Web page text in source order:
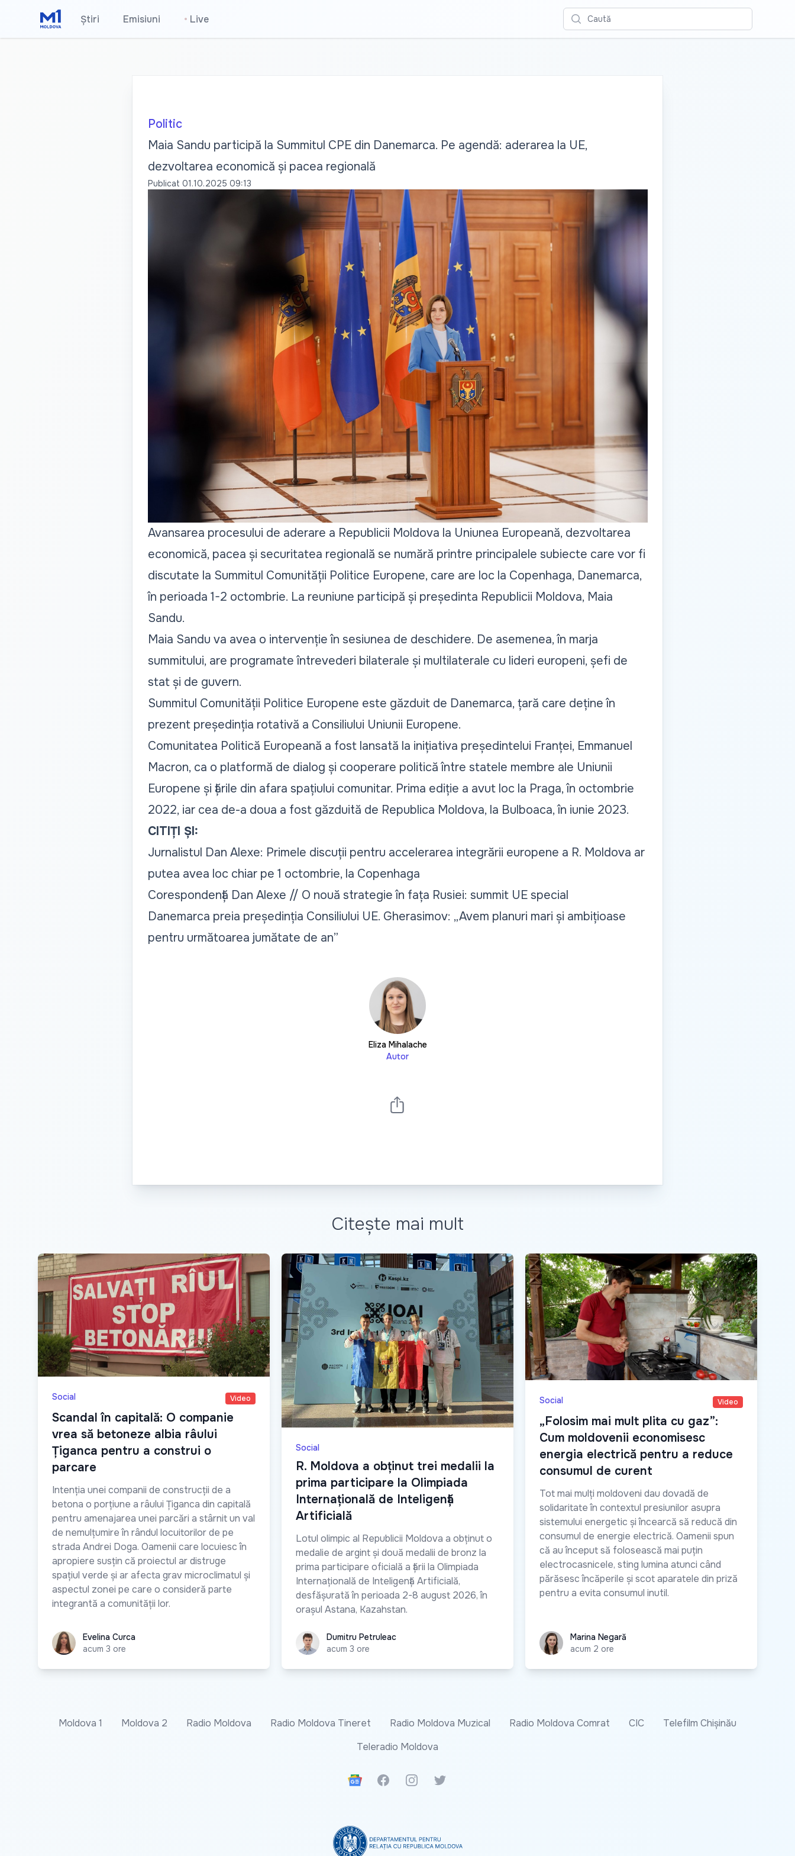
Știri Emisiuni • Live Caută
Politic
Maia Sandu participă la Summitul CPE din Danemarca. Pe agendă: aderarea la UE,
dezvoltarea economică și pacea regională
Publicat 01.10.2025 09:13
Avansarea procesului de aderare a Republicii Moldova la Uniunea Europeană, dezvoltarea
economică, pacea și securitatea regională se numără printre principalele subiecte care vor fi
discutate la Summitul Comunității Politice Europene, care are loc la Copenhaga, Danemarca,
în perioada 1-2 octombrie. La reuniune participă și președinta Republicii Moldova, Maia
Sandu.
Maia Sandu va avea o intervenție în sesiunea de deschidere. De asemenea, în marja
summitului, are programate întrevederi bilaterale și multilaterale cu lideri europeni, șefi de
stat și de guvern.
Summitul Comunității Politice Europene este găzduit de Danemarca, țară care deține în
prezent președinția rotativă a Consiliului Uniunii Europene.
Comunitatea Politică Europeană a fost lansată la inițiativa președintelui Franței, Emmanuel
Macron, ca o platformă de dialog și cooperare politică între statele membre ale Uniunii
Europene și țările din afara spațiului comunitar. Prima ediție a avut loc la Praga, în octombrie
2022, iar cea de-a doua a fost găzduită de Republica Moldova, la Bulboaca, în iunie 2023.
CITIȚI ȘI:
Jurnalistul Dan Alexe: Primele discuții pentru accelerarea integrării europene a R. Moldova ar
putea avea loc chiar pe 1 octombrie, la Copenhaga
Corespondență Dan Alexe // O nouă strategie în fața Rusiei: summit UE special
Danemarca preia președinția Consiliului UE. Gherasimov: „Avem planuri mari și ambițioase
pentru următoarea jumătate de an”
Eliza Mihalache
Autor
Citește mai mult
Social Video
Scandal în capitală: O companie
vrea să betoneze albia râului
Țiganca pentru a construi o
parcare
Intenția unei companii de construcții de a
betona o porțiune a râului Țiganca din capitală
pentru amenajarea unei parcări a stârnit un val
de nemulțumire în rândul locuitorilor de pe
strada Andrei Doga. Oamenii care locuiesc în
apropiere susțin că proiectul ar distruge
spațiul verde și ar afecta grav microclimatul și
aspectul zonei pe care o consideră parte
integrantă a comunității lor.
Evelina CurcaEvelina Curca
acum 3 ore
Social
R. Moldova a obținut trei medalii la
prima participare la Olimpiada
Internațională de Inteligență
Artificială
Lotul olimpic al Republicii Moldova a obținut o
medalie de argint și două medalii de bronz la
prima participare oficială a țării la Olimpiada
Internațională de Inteligență Artificială,
desfășurată în perioada 2-8 august 2026, în
orașul Astana, Kazahstan.
Dumitru Petruleac
Dumitru Petruleac
acum 3 ore
Social Video
„Folosim mai mult plita cu gaz”:
Cum moldovenii economisesc
energia electrică pentru a reduce
consumul de curent
Tot mai mulți moldoveni dau dovadă de
solidaritate în contextul presiunilor asupra
sistemului energetic și încearcă să reducă din
consumul de energie electrică. Oamenii spun
că au început să folosească mai puțin
electrocasnicele, sting lumina atunci când
părăsesc încăperile și scot aparatele din priză
pentru a evita consumul inutil.
Marina Negară
Marina Negară
acum 2 ore
Moldova 1 Moldova 2 Radio Moldova Radio Moldova Tineret Radio Moldova Muzical Radio Moldova Comrat CIC
Telefilm Chișinău
Teleradio Moldova
Google News
FacebookInstagramTwitter